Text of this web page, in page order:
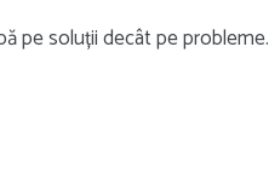
pe soluții decât pe probleme.